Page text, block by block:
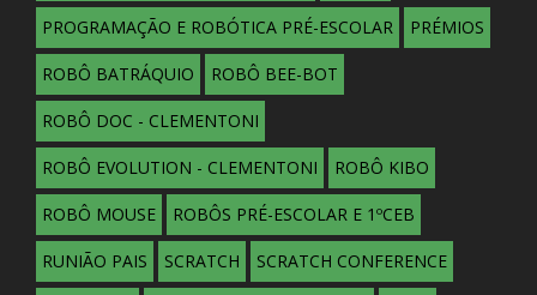
PROGRAMAÇÃO E ROBÓTICA PRÉ-ESCOLAR PRÉMIOS
ROBÔ BATRÁQUIO ROBÔ BEE-BOT
ROBÔ DOC - CLEMENTONI
ROBÔ EVOLUTION - CLEMENTONI ROBÔ KIBO
ROBÔ MOUSE ROBÔS PRÉ-ESCOLAR E 1ºCEB
RUNIÃO PAIS SCRATCH SCRATCH CONFERENCE